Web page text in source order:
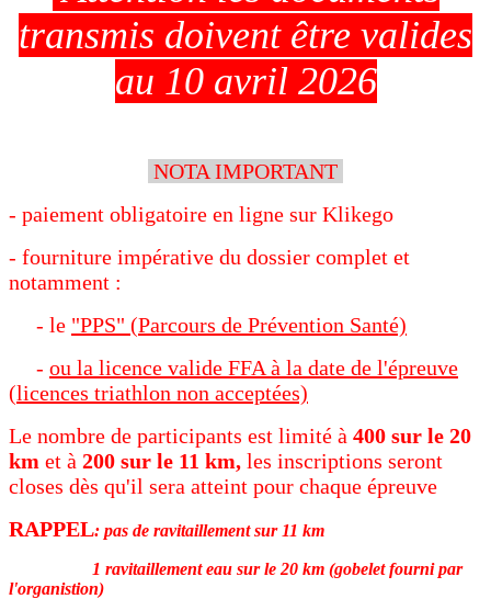
transmis doivent être valides
au 10 avril 2026
NOTA IMPORTANT
- paiement obligatoire en ligne sur Klikego
- fourniture impérative du dossier complet et
notamment :
- le "PPS" (Parcours de Prévention Santé)
- ou la licence valide FFA à la date de l'épreuve
(licences triathlon non acceptées)
Le nombre de participants est limité à 400 sur le 20
km et à 200 sur le 11 km, les inscriptions seront
closes dès qu'il sera atteint pour chaque épreuve
RAPPEL: pas de ravitaillement sur 11 km
1 ravitaillement eau sur le 20 km (gobelet fourni par
l'organistion)